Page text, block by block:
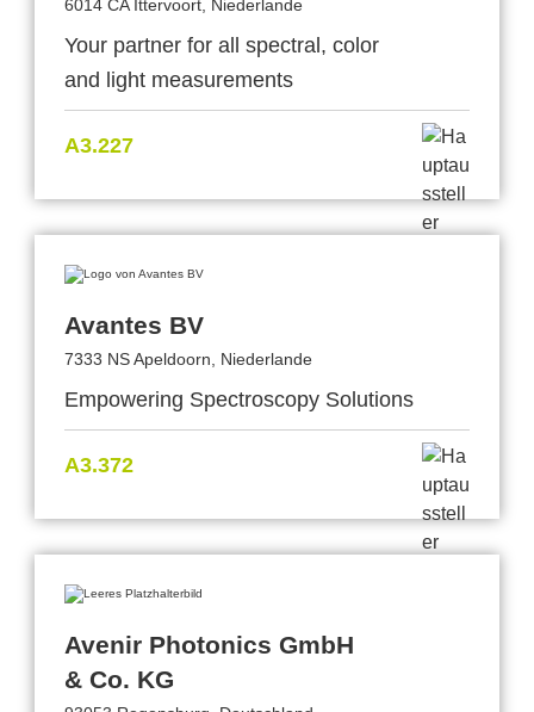
6014 CA Ittervoort, Niederlande
Your partner for all spectral, color
and light measurements
A3.227
Avantes BV
7333 NS Apeldoorn, Niederlande
Empowering Spectroscopy Solutions
A3.372
Avenir Photonics GmbH
& Co. KG